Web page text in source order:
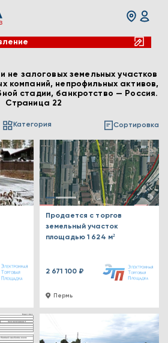
не залоговых земельных участков
компаний, непрофильных активов,
стадии, банкротство — Россия.
Страница 22
Категория Сортировка
Пермь
Продается с торгов
земельный участок
площадью 1 624 м²
2 671 100 ₽